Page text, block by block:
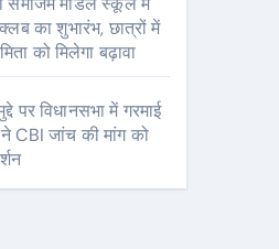
का शुभारंभ, छात्रों में
को मिलेगा बढ़ावा
पर विधानसभा में गरमाई
CBI जांच की मांग को